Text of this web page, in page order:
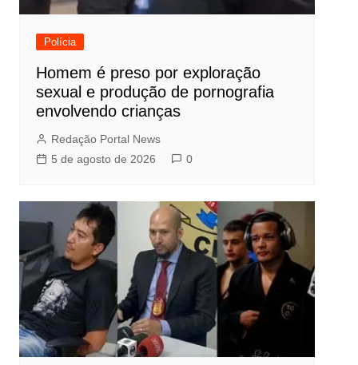
Polícia
Homem é preso por exploração
sexual e produção de pornografia
envolvendo crianças
Redação Portal News
5 de agosto de 2026
0